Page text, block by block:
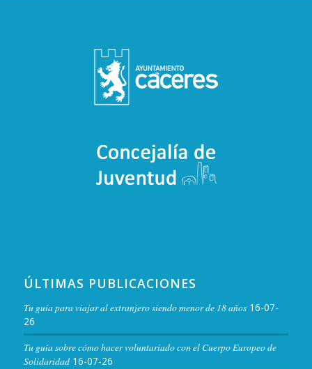
ÚLTIMAS PUBLICACIONES
Tu guía para viajar al extranjero siendo menor de 18 años 16-07-
26
Tu guía sobre cómo hacer voluntariado con el Cuerpo Europeo de
Solidaridad 16-07-26